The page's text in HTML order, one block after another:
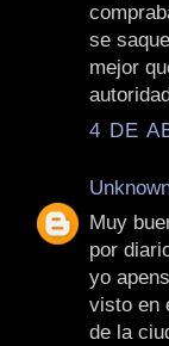
se
mejor
4 DE
Muy
por
yo
visto en
de la